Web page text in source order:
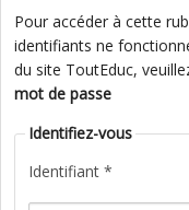
Pour accéder à cette
identifiants ne
du site ToutEduc,
mot de passe
Identifiez-vous
Identifiant *